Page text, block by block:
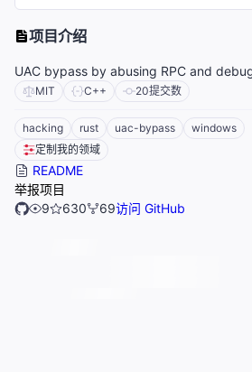
项目介绍
UAC bypass by abusing RPC and
MIT C++ 20提交数
hacking rust uac-bypass
windows
定制我的领域
README
举报项目
9
630 69访问 GitHub